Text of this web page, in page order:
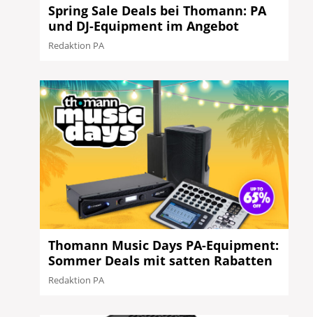
Spring Sale Deals bei Thomann: PA
und DJ-Equipment im Angebot
Redaktion PA
Thomann Music Days PA-Equipment:
Sommer Deals mit satten Rabatten
Redaktion PA